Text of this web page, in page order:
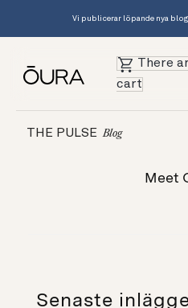
Vi publicerar löpande nya
There
cart
THE PULSE Blog
Meet
Senaste